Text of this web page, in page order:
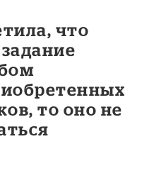
что
то оно не